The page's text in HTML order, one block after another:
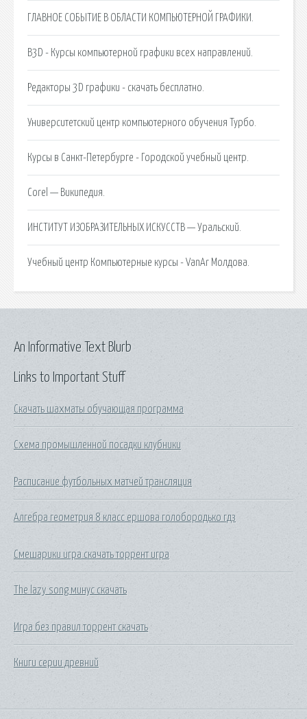
ГЛАВНОЕ СОБЫТИЕ В ОБЛАСТИ КОМПЬЮТЕРНОЙ ГРАФИКИ.
B3D - Курсы компьютерной графики всех направлений.
Редакторы 3D графики - скачать бесплатно.
Университетский центр компьютерного обучения Турбо.
Курсы в Санкт-Петербурге - Городской учебный центр.
Corel — Википедия.
ИНСТИТУТ ИЗОБРАЗИТЕЛЬНЫХ ИСКУССТВ — Уральский.
Учебный центр Компьютерные курсы - VanAr Молдова.
Links to Important Stuff
Скачать шахматы обучающая программа
Схема промышленной посадки клубники
Расписание футбольных матчей трансляция
Алгебра геометрия 8 класс ершова голобородько гдз
Смешарики игра скачать торрент игра
The lazy song минус скачать
Игра без правил торрент скачать
Книги серии древний
An Informative Text Blurb